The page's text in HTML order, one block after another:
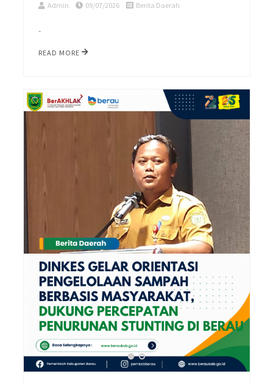
Admin 09/07/2026 Berita Daerah
-
READ MORE